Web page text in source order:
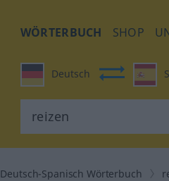
WÖRTERBUCH SHOP
Deutsch
Deutsch-Spanisch Wörterbuch